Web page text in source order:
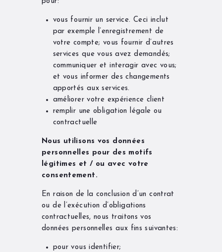
vous fournir un service. Ceci inclut
par exemple l’enregistrement de
votre compte; vous fournir d’autres
services que vous avez demandés;
communiquer et interagir avec vous;
et vous informer des changements
apportés aux services.
améliorer votre expérience client
remplir une obligation légale ou
contractuelle
Nous utilisons vos données
personnelles pour des motifs
légitimes et / ou avec votre
consentement.
En raison de la conclusion d’un contrat
ou de l’exécution d’obligations
contractuelles, nous traitons vos
données personnelles aux fins suivantes:
pour vous identifier;